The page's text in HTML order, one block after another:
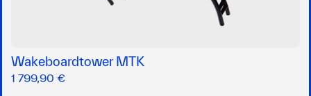
Wakeboardtower MTK
1 799,90 €